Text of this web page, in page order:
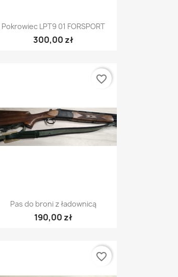
Szybki podgląd
Pokrowiec LPT9 01 FORSPORT
300,00 zł
Szybki podgląd
Pas do broni z ładownicą
190,00 zł
favorite_border
favorite_border